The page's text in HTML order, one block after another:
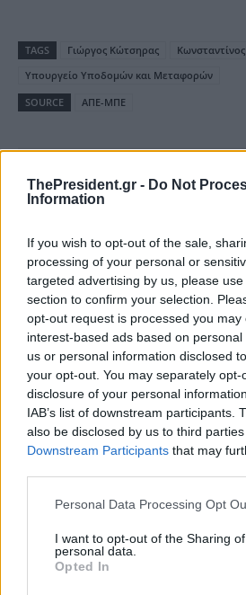
ThePresident.gr - Do Not
Information
If you wish to opt-out of the sale,
processing of your personal or
targeted advertising by us, please
section to confirm your selection.
opt-out request is processed you may
interest-based ads based on
us or personal information disclosed
your opt-out. You may separately
disclosure of your personal
IAB’s list of downstream participants.
also be disclosed by us to third
Downstream Participants that may
Personal Data Processing Opt
I want to opt-out of the Sharing
personal data.
Opted In
TAGS Γιώργος Κώτσηρας
Υπουργείο Υποδομών και Μεταφορών
SOURCE
ΑΠΕ-ΜΠΕ
Διαβάστε επίσης
φιλικές και αξιόπιστες
συγκοινωνίες
ζωής